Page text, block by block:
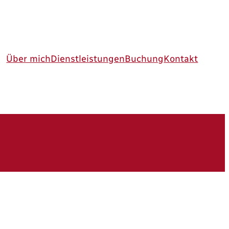
Über michDienstleistungenBuchungKontakt